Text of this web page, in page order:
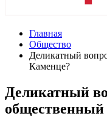
Главная
Общество
Деликатный
Каменце?
Деликатный
общественный